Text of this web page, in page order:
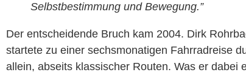
Selbstbestimmung und Bewegung.”
Der entscheidende Bruch kam 2004. Dirk
startete zu einer sechsmonatigen Fahrradreise
allein, abseits klassischer Routen. Was er dabei